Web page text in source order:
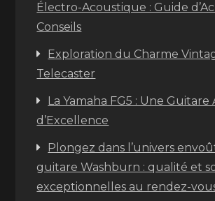
Électro-Acoustique : Guide
Conseils
Exploration du Charme
Telecaster
La Yamaha FG5 : Une
d’Excellence
Plongez dans l’univers
guitare Washburn : qualité et
exceptionnelles au rendez-